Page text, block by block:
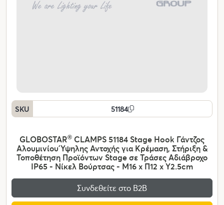
SKU 51184
GLOBOSTAR® CLAMPS 51184 Stage Hook Γάντζος
Αλουμινίου Ύψηλης Αντοχής για Κρέμαση, Στήριξη &
Τοποθέτηση Προϊόντων Stage σε Τράσες Αδιάβροχο
IP65 - Νίκελ Βούρτσας - Μ16 x Π12 x Υ2.5cm
Συνδεθείτε στο Β2Β